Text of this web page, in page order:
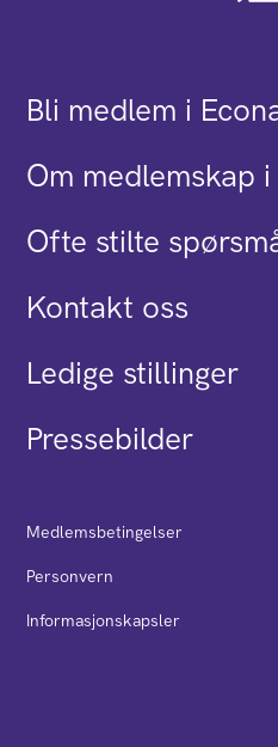
Bli medlem i
Om medlemskap i
Ofte stilte
Kontakt oss
Ledige stillinger
Pressebilder
Medlemsbetingelser
Personvern
Informasjonskapsler